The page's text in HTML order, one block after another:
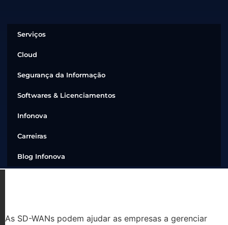
Serviços
Cloud
Segurança da Informação
Softwares & Licenciamentos
Infonova
Carreiras
Blog Infonova
As SD-WANs podem ajudar as empresas a gerenciar